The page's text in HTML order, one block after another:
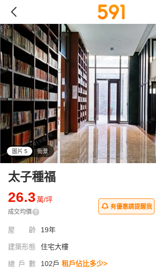
圖片 5 街景
太子種福
26.3萬/坪
成交均價
有優惠請提醒我
屋齡 19年
建築形態 住宅大樓
總戶數 102戶 租戶佔比多少>